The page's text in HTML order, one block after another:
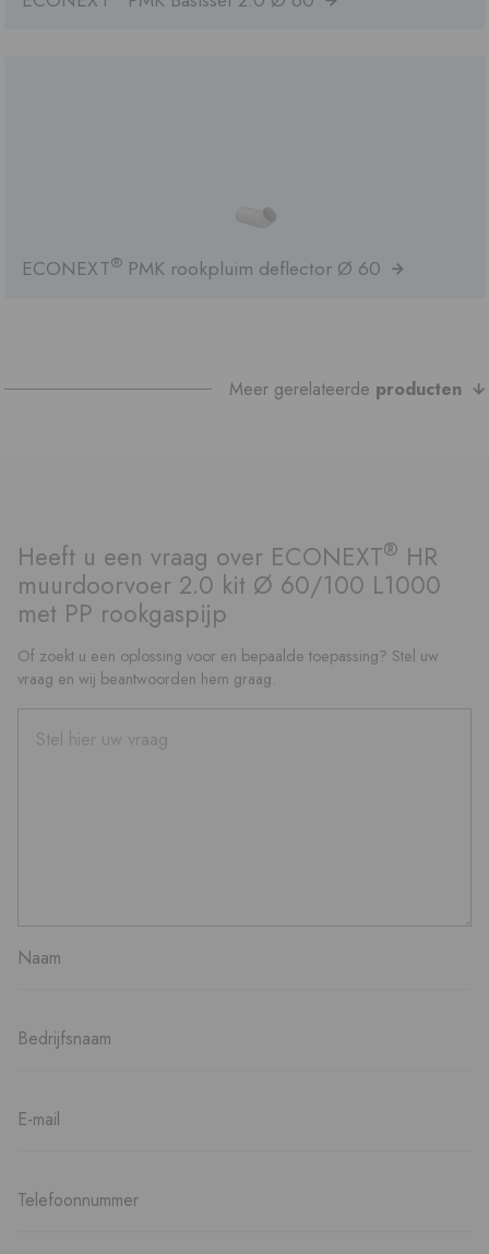
ECONEXT® PMK rookpluim deflector Ø 60
Meer gerelateerde producten
Heeft u een vraag over ECONEXT® HR
muurdoorvoer 2.0 kit Ø 60/100 L1000
met PP rookgaspijp
Of zoekt u een oplossing voor en bepaalde toepassing? Stel uw
vraag en wij beantwoorden hem graag.